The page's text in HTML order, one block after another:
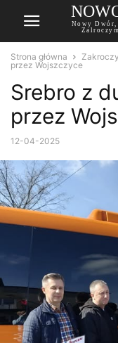
Nowy Dwór,
Strona główna
przez Wojszczyce
Srebro z
przez
12-04-2025